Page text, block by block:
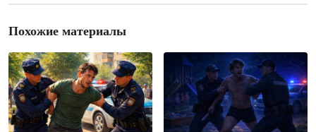
Похожие материалы